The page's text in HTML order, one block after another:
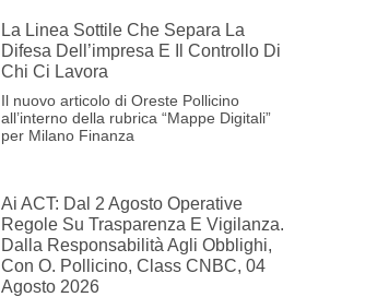
La Linea Sottile Che Separa La
Difesa Dell’impresa E Il Controllo Di
Chi Ci Lavora
Il nuovo articolo di Oreste Pollicino
all’interno della rubrica “Mappe Digitali”
per Milano Finanza
Ai ACT: Dal 2 Agosto Operative
Regole Su Trasparenza E Vigilanza.
Dalla Responsabilità Agli Obblighi,
Con O. Pollicino, Class CNBC, 04
Agosto 2026